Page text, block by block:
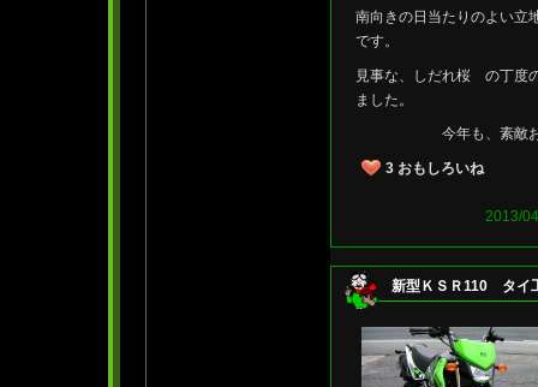
南向きの日当たりのよい立
です。
見事な、しだれ桜 の丁度
ました。
今年も、素敵お庭の
3 おもしろいね
2013/
新型ＫＳＲ110 タイ